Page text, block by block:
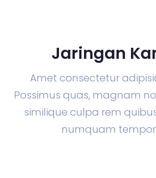
Jaringan
Amet consectetur
Possimus quas, magnam
similique culpa rem
numquam